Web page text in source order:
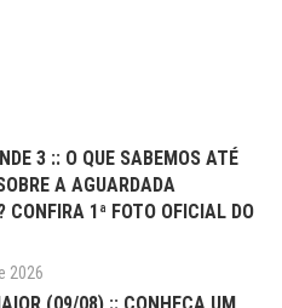
3 :: O QUE SABEMOS ATÉ
A AGUARDADA
CONFIRA 1ª FOTO OFICIAL DO
2026